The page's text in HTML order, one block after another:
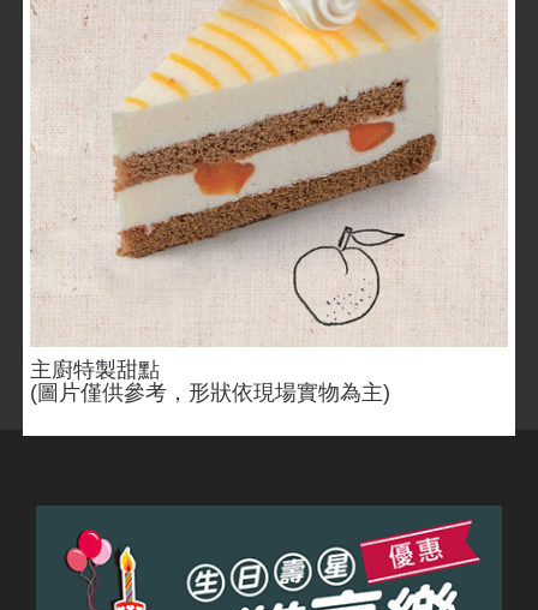
主廚特製甜點
(圖片僅供參考，形狀依現場實物為主)